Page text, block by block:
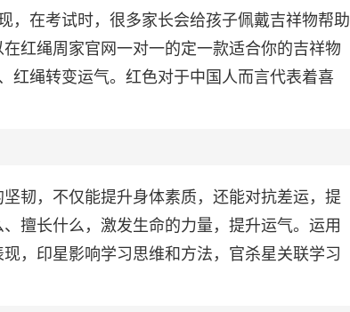
，在考试时，很多家长会给孩子佩戴吉祥物帮助
红绳周家官网一对一的定一款适合你的吉祥物
红绳转变运气。红色对于中国人而言代表着喜
韧，不仅能提升身体素质，还能对抗差运，提
擅长什么，激发生命的力量，提升运气。运用
，印星影响学习思维和方法，官杀星关联学习